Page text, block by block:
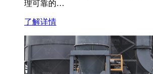
理可靠的…
了解详情